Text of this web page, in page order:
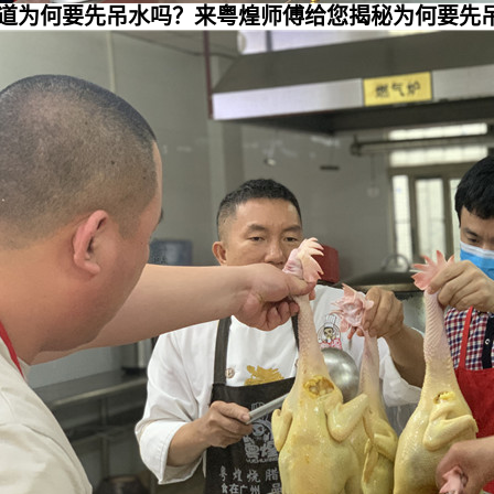
为何要先吊水吗？来粤煌师傅给您揭秘为何要先